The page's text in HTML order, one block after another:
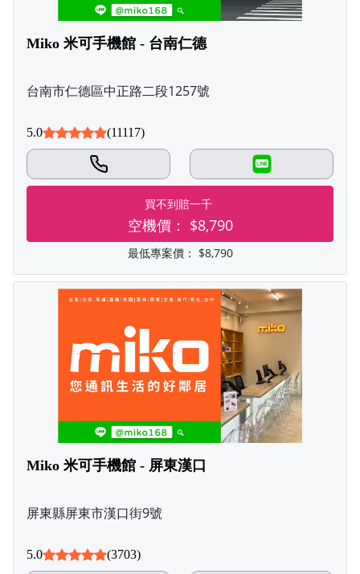
Miko 米可手機館 - 台南仁德
台南市仁德區中正路二段1257號
5.0 (11117)
LINE
買不到賠一千
空機價： $8,790
最低專案價： $8,790
Miko 米可手機館 - 屏東漢口
屏東縣屏東市漢口街9號
5.0 (3703)